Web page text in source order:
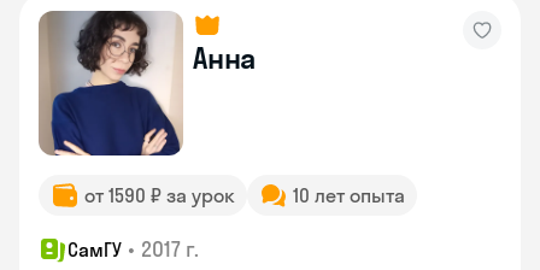
Анна
от 1590 ₽ за урок 10 лет опыта
СамГУ • 2017 г.